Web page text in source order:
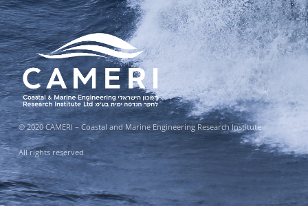
© 2020 CAMERI – Coastal and Marine Engineering Research Institute
All rights reserved